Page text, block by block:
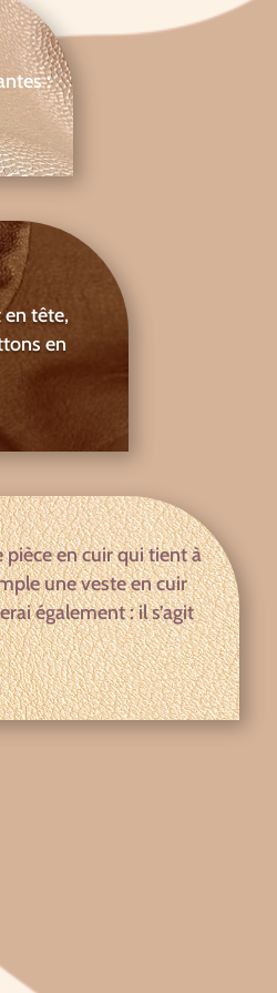
:
en tête,
en
pièce en cuir qui tient à
une veste en cuir
également : il s’agit